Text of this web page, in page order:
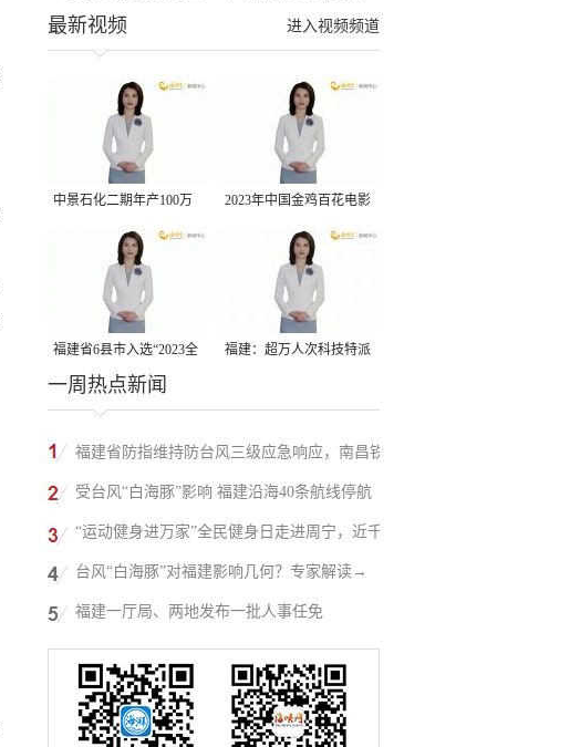
题活动在龙岩长汀启动 阶段活动在福州举行
进入视频频道
最新视频
中景石化二期年产100万
吨丙烷脱氢项目建成中交
2023年中国金鸡百花电影
节有福电影巡展31日启动
福建省6县市入选“2023全
国县域发展潜力百强县”
福建：超万人次科技特派
一周热点新闻
福建省防指维持防台风三级应急响应，南昌铁
路停运部分旅客列车→
受台风“白海豚”影响 福建沿海40条航线停航
“运动健身进万家”全民健身日走进周宁，近千
人徒步云端
台风“白海豚”对福建影响几何？专家解读→
福建一厅局、两地发布一批人事任免